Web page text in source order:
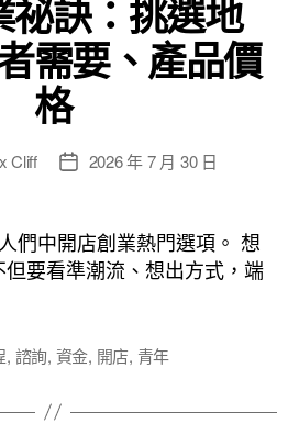
祕訣：挑選地
需要、產品價
格
Cliff
文
佈
日
期
2026 年 7 月 30 日
們中開店創業熱門選項。 想
要看準潮流、想出方式，端
, 諮詢, 資金, 開店, 青年